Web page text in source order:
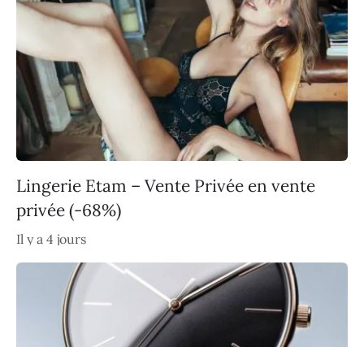
Lingerie Etam – Vente Privée en vente
privée (-68%)
Il y a 4 jours